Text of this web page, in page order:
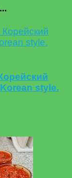
style.